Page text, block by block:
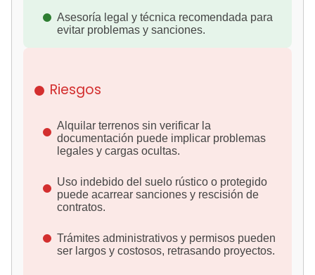
Asesoría legal y técnica recomendada para
evitar problemas y sanciones.
Riesgos
Alquilar terrenos sin verificar la
documentación puede implicar problemas
legales y cargas ocultas.
Uso indebido del suelo rústico o protegido
puede acarrear sanciones y rescisión de
contratos.
Trámites administrativos y permisos pueden
ser largos y costosos, retrasando proyectos.